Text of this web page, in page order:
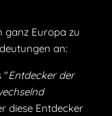
ganz Europa zu
an:
"Entdecker der
diese Entdecker